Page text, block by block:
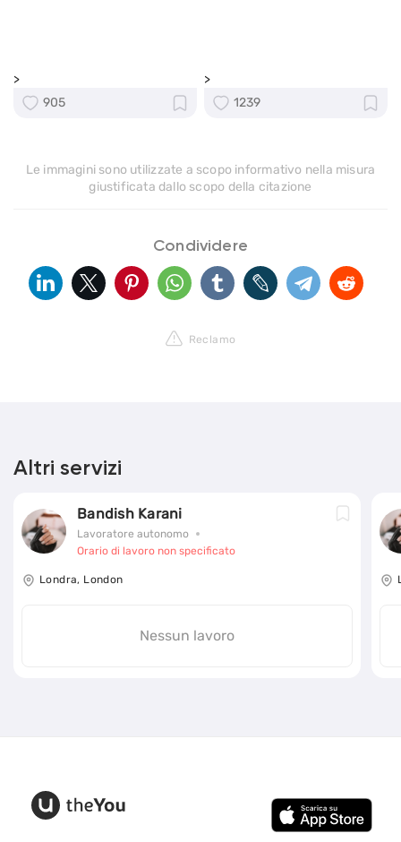
>
905
>
1239
Le immagini sono utilizzate a scopo informativo nella misura
giustificata dallo scopo della citazione
Condividere
Reclamo
Altri servizi
Bandish Karani
Lavoratore autonomo
Orario di lavoro non specificato
Londra, London
Nessun lavoro